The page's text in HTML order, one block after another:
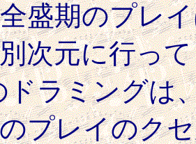
盛期のプレ
次元に行っ
ドラミングは
プレイのク